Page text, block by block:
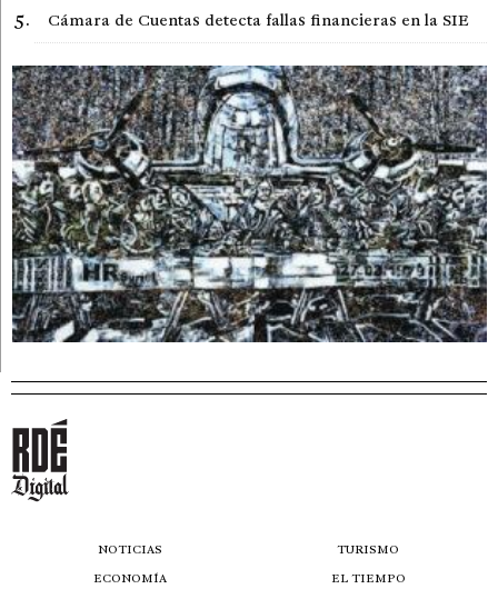
Cámara de Cuentas detecta fallas financieras en la SIE
NOTICIAS
ECONOMÍA
TURISMO
EL TIEMPO